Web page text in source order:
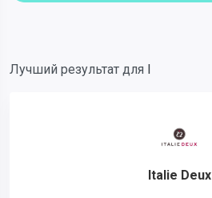
Лучший результат для I
Italie Deux